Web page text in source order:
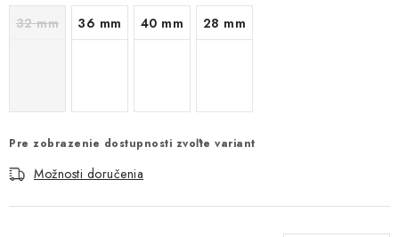
32 mm
36 mm 40 mm 28 mm
Pre zobrazenie dostupnosti zvoľte variant
Možnosti doručenia